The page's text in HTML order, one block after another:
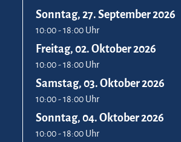
Sonntag, 27. September 2026
10:00 - 18:00 Uhr
Freitag, 02. Oktober 2026
10:00 - 18:00 Uhr
Samstag, 03. Oktober 2026
10:00 - 18:00 Uhr
Sonntag, 04. Oktober 2026
10:00 - 18:00 Uhr